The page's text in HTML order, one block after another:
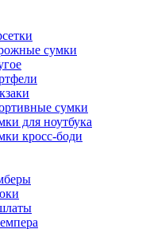
сумки
сумки
для ноутбука
кросс-боди